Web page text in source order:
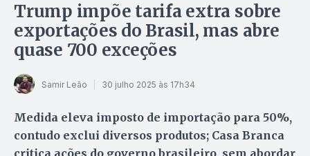
Trump impõe tarifa extra sobre
exportações do Brasil, mas abre
quase 700 exceções
Samir Leão 30 julho 2025 às 17h34
Medida eleva imposto de importação para 50%,
contudo exclui diversos produtos; Casa Branca